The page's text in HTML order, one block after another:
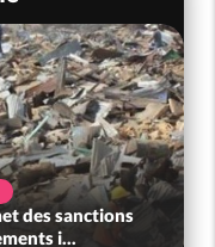
des sanctions
i...